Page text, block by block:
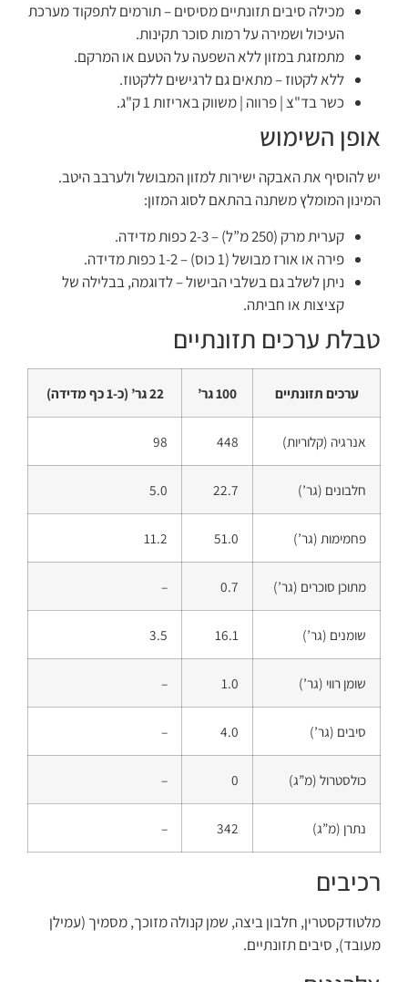
מכילה סיבים תזונתיים מסיסים – תורמים לתפקוד מערכת
העיכול ושמירה על רמות סוכר תקינות.
מתמזגת במזון ללא השפעה על הטעם או המרקם.
ללא לקטוז – מתאים גם לרגישים ללקטוז.
כשר בד"צ | פרווה | משווק באריזות 1 ק"ג.
אופן השימוש
יש להוסיף את האבקה ישירות למזון המבושל ולערבב היטב.
המינון המומלץ משתנה בהתאם לסוג המזון:
קערית מרק (250 מ”ל) – 2-3 כפות מדידה.
פירה או אורז מבושל (1 כוס) – 1-2 כפות מדידה.
ניתן לשלב גם בשלבי הבישול – לדוגמה, בבלילה של
קציצות או חביתה.
טבלת ערכים תזונתיים
ערכים תזונתיים 100 גר’ 22 גר’ (כ-1 כף מדידה)
אנרגיה (קלוריות) 448
98
חלבונים (גר’) 22.7
5.0
פחמימות (גר’) 51.0
11.2
מתוכן סוכרים (גר’) 0.7
–
שומנים (גר’) 16.1
3.5
שומן רווי (גר’) 1.0
–
סיבים (גר’) 4.0
–
כולסטרול (מ”ג) 0
–
נתרן (מ”ג) 342
–
רכיבים
מלטודקסטרין, חלבון ביצה, שמן קנולה מזוכך, מסמיך (עמילן
מעובד), סיבים תזונתיים.